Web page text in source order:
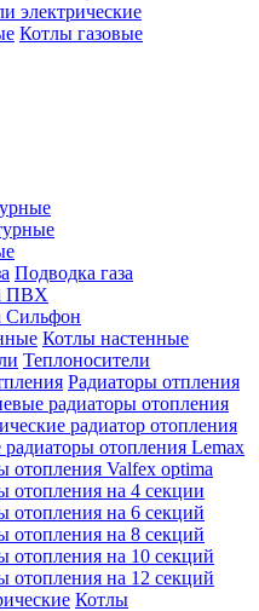
электрические
Котлы газовые
Подводка газа
ПВХ
Сильфон
Котлы настенные
Теплоносители
Радиаторы отпления
радиаторы отопления
радиатор отопления
отопления Lemax
отопления Valfex optima
отопления на 4 секции
отопления на 6 секций
отопления на 8 секций
отопления на 10 секций
отопления на 12 секций
Котлы